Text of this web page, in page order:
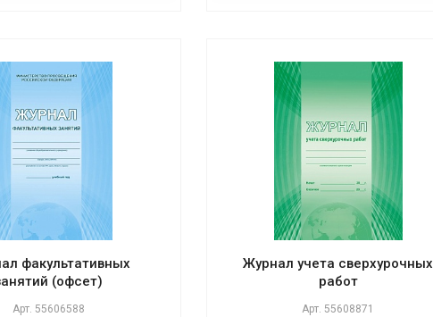
факультативных
(офсет)
Арт. 55606588
Журнал учета сверхурочных
работ
Арт. 55608871